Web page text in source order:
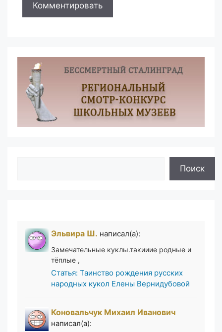
Поиск
Эльвира Ш. написал(а):
Замечательные куклы.такииие родные и
тёплые ,
Статья: Таинство рождения русских
народных кукол Елены Вернидубовой
Коновальчук Михаил Иванович
написал(а):